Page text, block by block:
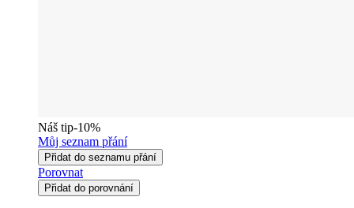
Náš tip-10%
Můj seznam přání
Přidat do seznamu přání
Porovnat
Přidat do porovnání